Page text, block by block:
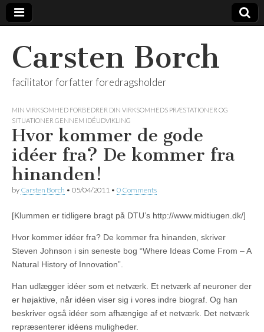
Carsten Borch
facilitator forfatter foredragsholder
MIN VIRKSOMHED FORBEDRER DIN VIRKSOMHEDS PRÆSTATIONER OG
SITUATIONER GENNEM IDÉUDVIKLING
Hvor kommer de gode
idéer fra? De kommer fra
hinanden!
by Carsten Borch • 05/04/2011 • 0 Comments
[Klummen er tidligere bragt på DTU’s http://www.midtiugen.dk/]
Hvor kommer idéer fra? De kommer fra hinanden, skriver
Steven Johnson i sin seneste bog “Where Ideas Come From – A
Natural History of Innovation”.
Han udlægger idéer som et netværk. Et netværk af neuroner der
er højaktive, når idéen viser sig i vores indre biograf. Og han
beskriver også idéer som afhængige af et netværk. Det netværk
repræsenterer idéens muligheder.